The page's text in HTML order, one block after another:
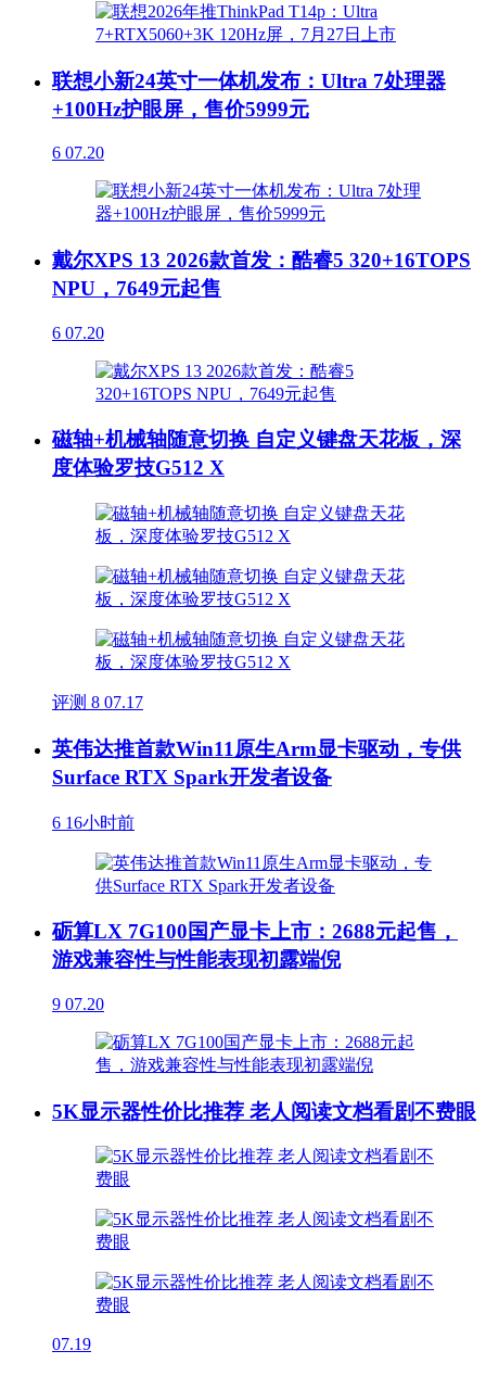
联想小新24英寸一体机发布：Ultra 7处理器
+100Hz护眼屏，售价5999元
6 07.20
戴尔XPS 13 2026款首发：酷睿5 320+16TOPS
NPU，7649元起售
6 07.20
磁轴+机械轴随意切换 自定义键盘天花板，深
度体验罗技G512 X
评测 8 07.17
英伟达推首款Win11原生Arm显卡驱动，专供
Surface RTX Spark开发者设备
6 16小时前
砺算LX 7G100国产显卡上市：2688元起售，
游戏兼容性与性能表现初露端倪
9 07.20
5K显示器性价比推荐 老人阅读文档看剧不费眼
07.19